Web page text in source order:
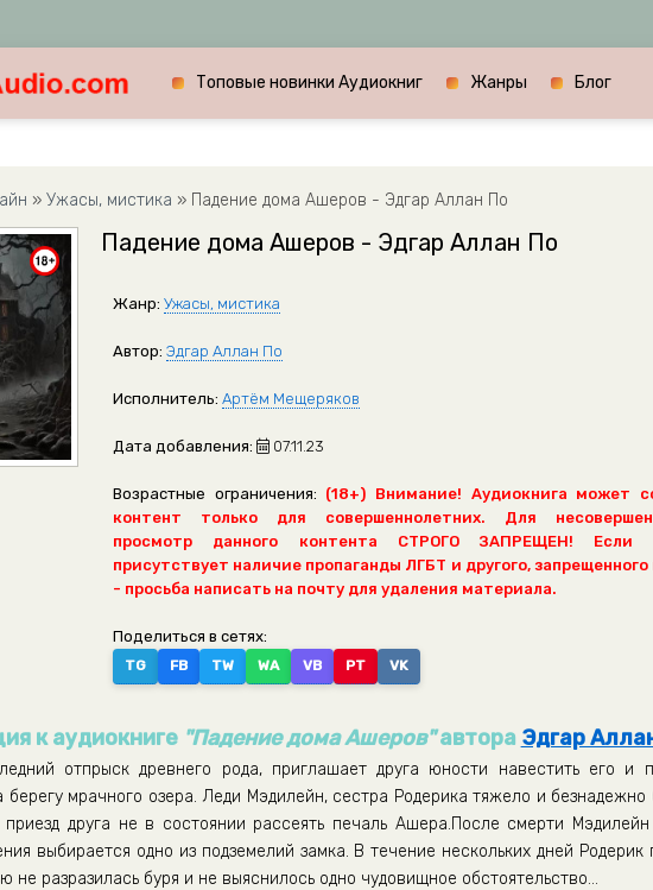
Топовые новинки Аудиокниг Жанры Блог
» Ужасы, мистика » Падение дома Ашеров - Эдгар Аллан По
Падение дома Ашеров - Эдгар Аллан По
Жанр: Ужасы, мистика
Автор: Эдгар Аллан По
Исполнитель: Артём Мещеряков
Дата добавления: 07.11.23
Возрастные ограничения: (18+) Внимание! Аудиокнига может
контент только для совершеннолетних. Для
просмотр данного контента СТРОГО ЗАПРЕЩЕН! Если
присутствует наличие пропаганды ЛГБТ и другого, запрещенного
- просьба написать на почту для удаления материала.
Поделиться в сетях:
TG FB TW WA VB PT VK
к аудиокниге "Падение дома Ашеров"автора Эдгар
отпрыск древнего рода, приглашает друга юности навестить его и
мрачного озера. Леди Мэдилейн, сестра Родерика тяжело и безнадежно
друга не в состоянии рассеять печаль Ашера.После смерти
выбирается одно из подземелий замка. В течение нескольких дней Родерик
не разразилась буря и не выяснилось одно чудовищное обстоятельство…